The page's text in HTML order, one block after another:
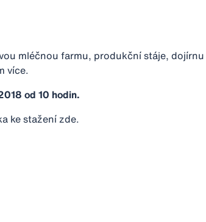
mléčnou farmu, produkční stáje,
více.
od 10 hodin.
ke stažení zde.